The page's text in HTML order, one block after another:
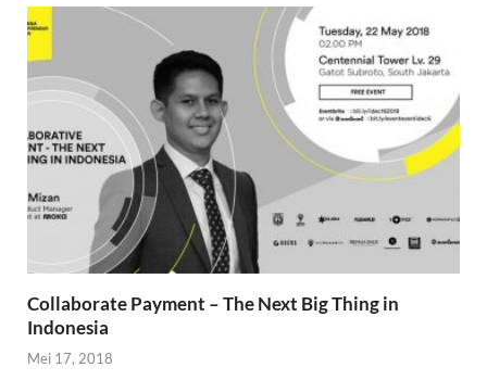
Collaborate Payment – The Next Big Thing in
Indonesia
Mei 17, 2018